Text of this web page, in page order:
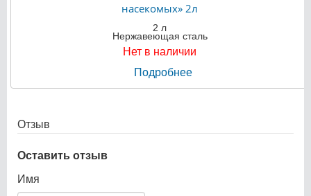
насекомых» 2л
2 л
Нержавеющая сталь
Нет в наличии
Подробнее
Отзыв
Оставить отзыв
Имя